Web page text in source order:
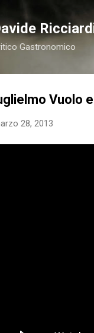
Gastronomico
Vuolo
28, 2013